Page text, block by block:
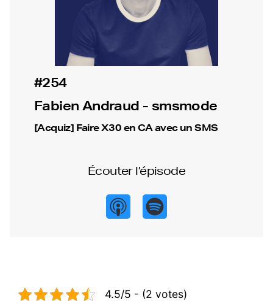
#254
Fabien Andraud - smsmode
[Acquiz] Faire X30 en CA avec un SMS
Écouter l’épisode
4.5/5 - (2 votes)